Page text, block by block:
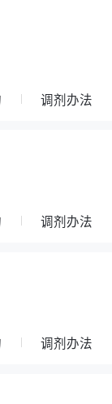
调剂办法
调剂办法
调剂办法